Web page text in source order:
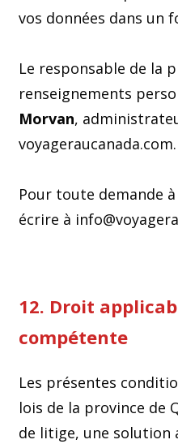
vos données dans un
Le responsable de la
renseignements
Morvan,
voyageraucanada.com.
Pour toute demande
écrire à
12. Droit
compétente
Les présentes
lois de la province de
de litige, une solution